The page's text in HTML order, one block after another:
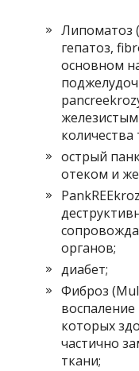
Липоматоз
гепатоз,
основном
острый
отеком и
органов;
диабет;
Фиброз
которых
частично
ткани;